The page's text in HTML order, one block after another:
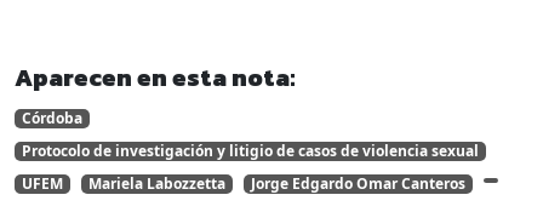
Aparecen en esta nota:
Córdoba
Protocolo de investigación y litigio de casos de violencia sexual
UFEM
Mariela Labozzetta Jorge Edgardo Omar Canteros